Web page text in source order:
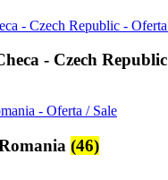
- Czech Republic
(46)